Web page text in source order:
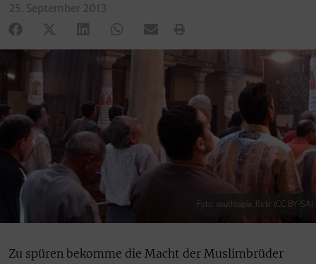
25. September 2013
Foto: southtopia, flickr (CC BY-SA)
Zu spüren bekomme die Macht der Muslimbrüder